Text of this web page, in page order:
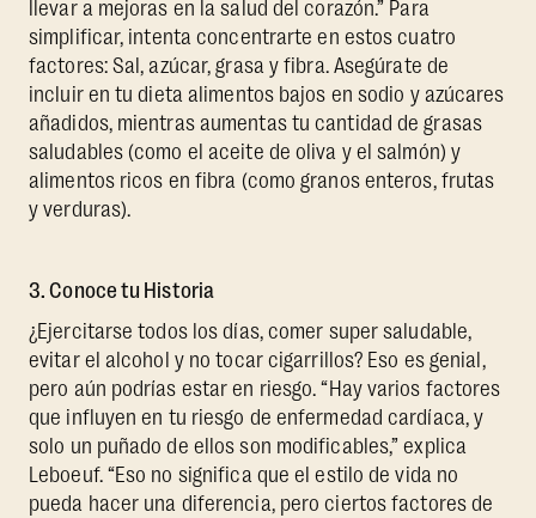
llevar a mejoras en la salud del corazón.” Para
simplificar, intenta concentrarte en estos cuatro
factores: Sal, azúcar, grasa y fibra. Asegúrate de
incluir en tu dieta alimentos bajos en sodio y azúcares
añadidos, mientras aumentas tu cantidad de grasas
saludables (como el aceite de oliva y el salmón) y
alimentos ricos en fibra (como granos enteros, frutas
y verduras).
3. Conoce tu Historia
¿Ejercitarse todos los días, comer super saludable,
evitar el alcohol y no tocar cigarrillos? Eso es genial,
pero aún podrías estar en riesgo. “Hay varios factores
que influyen en tu riesgo de enfermedad cardíaca, y
solo un puñado de ellos son modificables,” explica
Leboeuf. “Eso no significa que el estilo de vida no
pueda hacer una diferencia, pero ciertos factores de